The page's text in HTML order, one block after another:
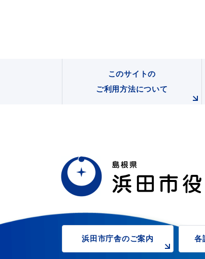
このサイトの
ご利用方法について
浜田市庁舎のご案内 各